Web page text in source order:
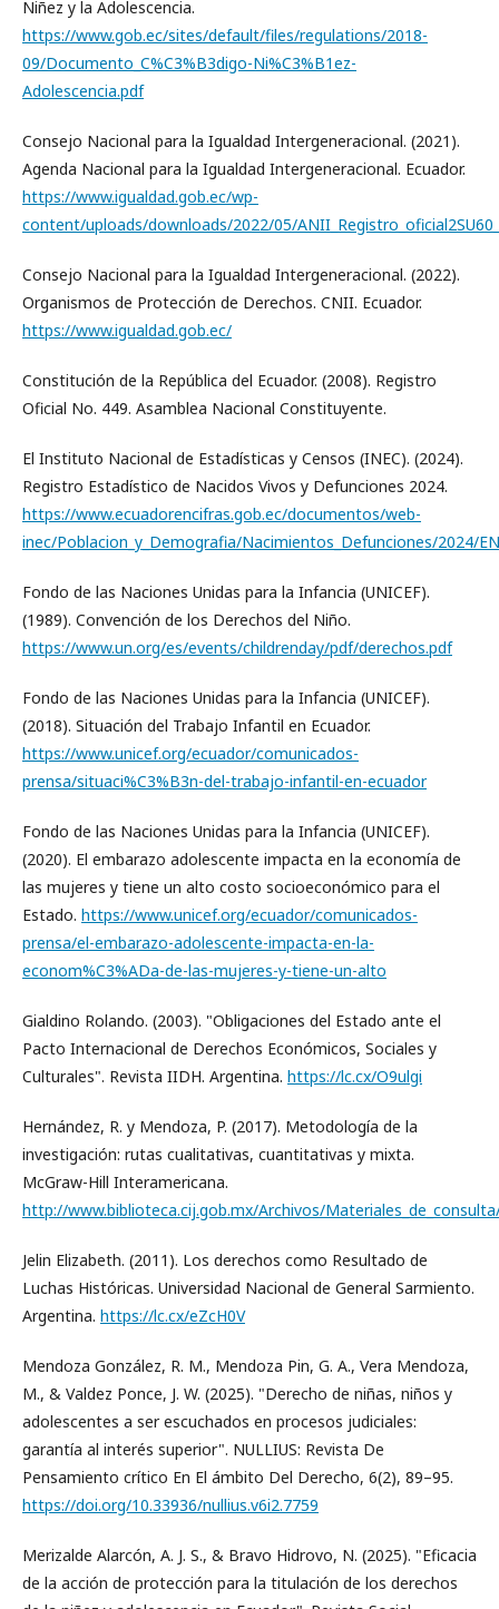
Niñez y la Adolescencia.
https://www.gob.ec/sites/default/files/regulations/2018-
09/Documento_C%C3%B3digo-Ni%C3%B1ez-
Adolescencia.pdf
Consejo Nacional para la Igualdad Intergeneracional. (2021).
Agenda Nacional para la Igualdad Intergeneracional. Ecuador.
https://www.igualdad.gob.ec/wp-
content/uploads/downloads/2022/05/
Consejo Nacional para la Igualdad Intergeneracional. (2022).
Organismos de Protección de Derechos. CNII. Ecuador.
https://www.igualdad.gob.ec/
Constitución de la República del Ecuador. (2008). Registro
Oficial No. 449. Asamblea Nacional Constituyente.
El Instituto Nacional de Estadísticas y Censos (INEC). (2024).
Registro Estadístico de Nacidos Vivos y Defunciones 2024.
https://www.ecuadorencifras.gob.ec/documentos/web-
inec/Poblacion_y_Demografia/Nacimientos_Defunciones/2024/
Fondo de las Naciones Unidas para la Infancia (UNICEF).
(1989). Convención de los Derechos del Niño.
https://www.un.org/es/events/childrenday/pdf/derechos.pdf
Fondo de las Naciones Unidas para la Infancia (UNICEF).
(2018). Situación del Trabajo Infantil en Ecuador.
https://www.unicef.org/ecuador/comunicados-
prensa/situaci%C3%B3n-del-trabajo-infantil-en-ecuador
Fondo de las Naciones Unidas para la Infancia (UNICEF).
(2020). El embarazo adolescente impacta en la economía de
las mujeres y tiene un alto costo socioeconómico para el
Estado. https://www.unicef.org/ecuador/comunicados-
prensa/el-embarazo-adolescente-impacta-en-la-
econom%C3%ADa-de-las-mujeres-y-tiene-un-alto
Gialdino Rolando. (2003). "Obligaciones del Estado ante el
Pacto Internacional de Derechos Económicos, Sociales y
Culturales". Revista IIDH. Argentina. https://lc.cx/O9ulgi
Hernández, R. y Mendoza, P. (2017). Metodología de la
investigación: rutas cualitativas, cuantitativas y mixta.
McGraw-Hill Interamericana.
http://www.biblioteca.cij.gob.mx/Archivos/
Jelin Elizabeth. (2011). Los derechos como Resultado de
Luchas Históricas. Universidad Nacional de General Sarmiento.
Argentina. https://lc.cx/eZcH0V
Mendoza González, R. M., Mendoza Pin, G. A., Vera Mendoza,
M., & Valdez Ponce, J. W. (2025). "Derecho de niñas, niños y
adolescentes a ser escuchados en procesos judiciales:
garantía al interés superior". NULLIUS: Revista De
Pensamiento crítico En El ámbito Del Derecho, 6(2), 89–95.
https://doi.org/10.33936/nullius.v6i2.7759
Merizalde Alarcón, A. J. S., & Bravo Hidrovo, N. (2025). "Eficacia
de la acción de protección para la titulación de los derechos